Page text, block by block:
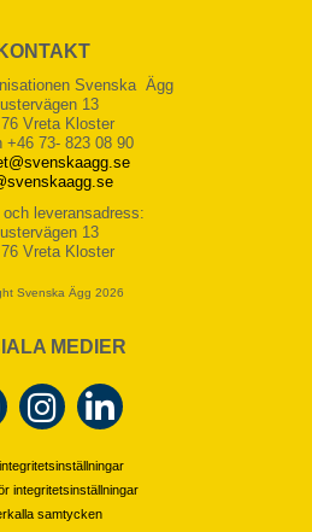
KONTAKT
Svenska Ägg
13
Vreta Kloster
+46 73- 823 08 90
och leveransadress:
13
Vreta Kloster
Svenska Ägg 2026
MEDIER
integritetsinställningar
samtycken